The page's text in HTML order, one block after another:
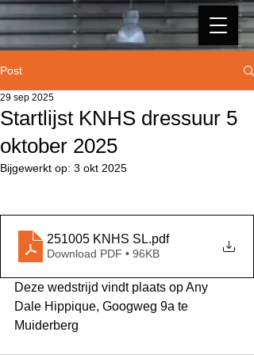
Post
Startlijst KNHS dressuur 5
oktober 2025
29 sep 2025
Bijgewerkt op: 3 okt 2025
251005 KNHS SL.pdf
Download PDF • 96KB
Deze wedstrijd vindt plaats op Any
Dale Hippique, Googweg 9a te
Muiderberg